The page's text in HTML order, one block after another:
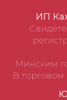
ИП
Минским
В торговом